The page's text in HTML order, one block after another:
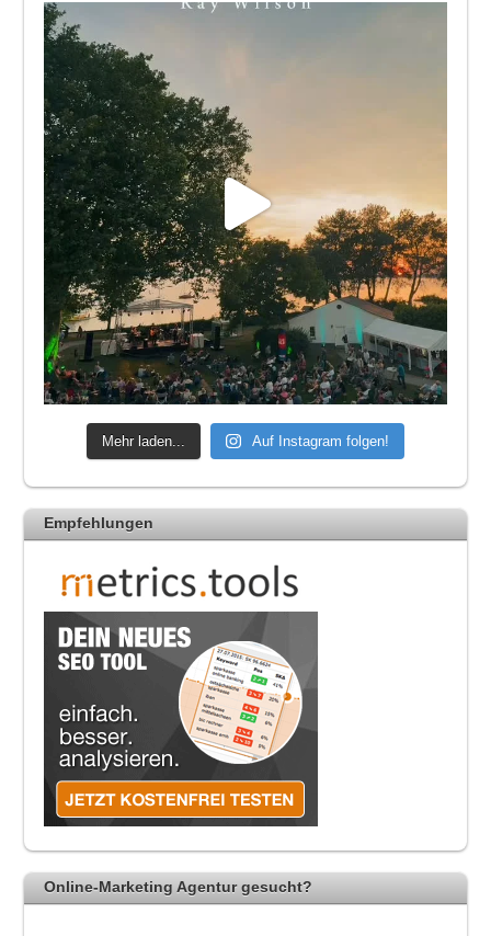
Mehr laden... Auf Instagram folgen!
Empfehlungen
Online-Marketing Agentur gesucht?